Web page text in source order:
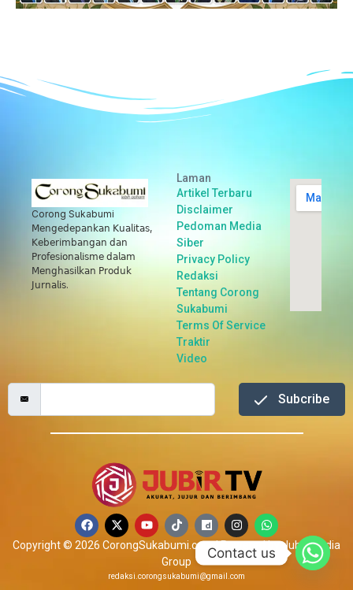
Corong Sukabumi
𝖬𝖾𝗇𝗀𝖾𝖽𝖾𝗉𝖺𝗇𝗄𝖺𝗇 𝖪𝗎𝖺𝗅𝗂𝗍𝖺𝗌,
𝖪𝖾𝖻𝖾𝗋𝗂𝗆𝖻𝖺𝗇𝗀𝖺𝗇 𝖽𝖺𝗇
𝖯𝗋𝗈𝖿𝖾𝗌𝗂𝗈𝗇𝖺𝗅𝗂𝗌𝗆𝖾 𝖽𝖺𝗅𝖺𝗆
𝖬𝖾𝗇𝗀𝗁𝖺𝗌𝗂𝗅𝗄𝖺𝗇 𝖯𝗋𝗈𝖽𝗎𝗄
𝖩𝗎𝗋𝗇𝖺𝗅𝗂𝗌.
Laman
Artikel Terbaru
Disclaimer
Pedoman Media
Siber
Privacy Policy
Redaksi
Tentang Corong
Sukabumi
Terms Of Service
Traktir
Video
Subcribe
Copyright © 2026 CorongSukabumi.com | Powered by Jubir Media
Group
redaksi.corongsukabumi@gmail.com
Contact us